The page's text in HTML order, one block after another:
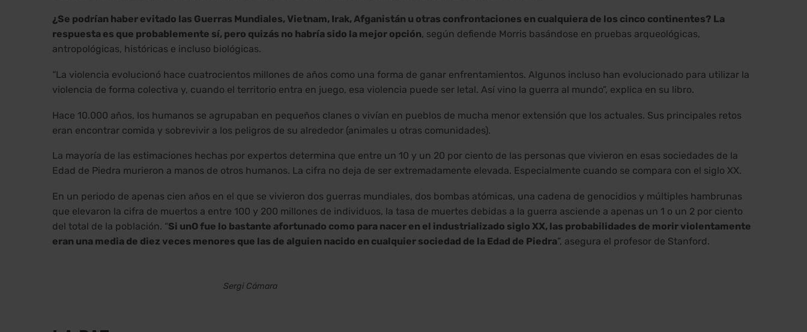
¿Se podrían haber evitado las Guerras Mundiales, Vietnam, Irak, Afganistán u otras confrontaciones en cualquiera de los cinco continentes? La
respuesta es que probablemente sí, pero quizás no habría sido la mejor opción, según defiende Morris basándose en pruebas arqueológicas,
antropológicas, históricas e incluso biológicas.
“La violencia evolucionó hace cuatrocientos millones de años como una forma de ganar enfrentamientos. Algunos incluso han evolucionado para utilizar la
violencia de forma colectiva y, cuando el territorio entra en juego, esa violencia puede ser letal. Así vino la guerra al mundo”, explica en su libro.
Hace 10.000 años, los humanos se agrupaban en pequeños clanes o vivían en pueblos de mucha menor extensión que los actuales. Sus principales retos
eran encontrar comida y sobrevivir a los peligros de su alrededor (animales u otras comunidades).
La mayoría de las estimaciones hechas por expertos determina que entre un 10 y un 20 por ciento de las personas que vivieron en esas sociedades de la
Edad de Piedra murieron a manos de otros humanos. La cifra no deja de ser extremadamente elevada. Especialmente cuando se compara con el siglo XX.
En un periodo de apenas cien años en el que se vivieron dos guerras mundiales, dos bombas atómicas, una cadena de genocidios y múltiples hambrunas
que elevaron la cifra de muertos a entre 100 y 200 millones de individuos, la tasa de muertes debidas a la guerra asciende a apenas un 1 o un 2 por ciento
del total de la población. “Si unO fue lo bastante afortunado como para nacer en el industrializado siglo XX, las probabilidades de morir violentamente
eran una media de diez veces menores que las de alguien nacido en cualquier sociedad de la Edad de Piedra”, asegura el profesor de Stanford.
Sergi Cámara